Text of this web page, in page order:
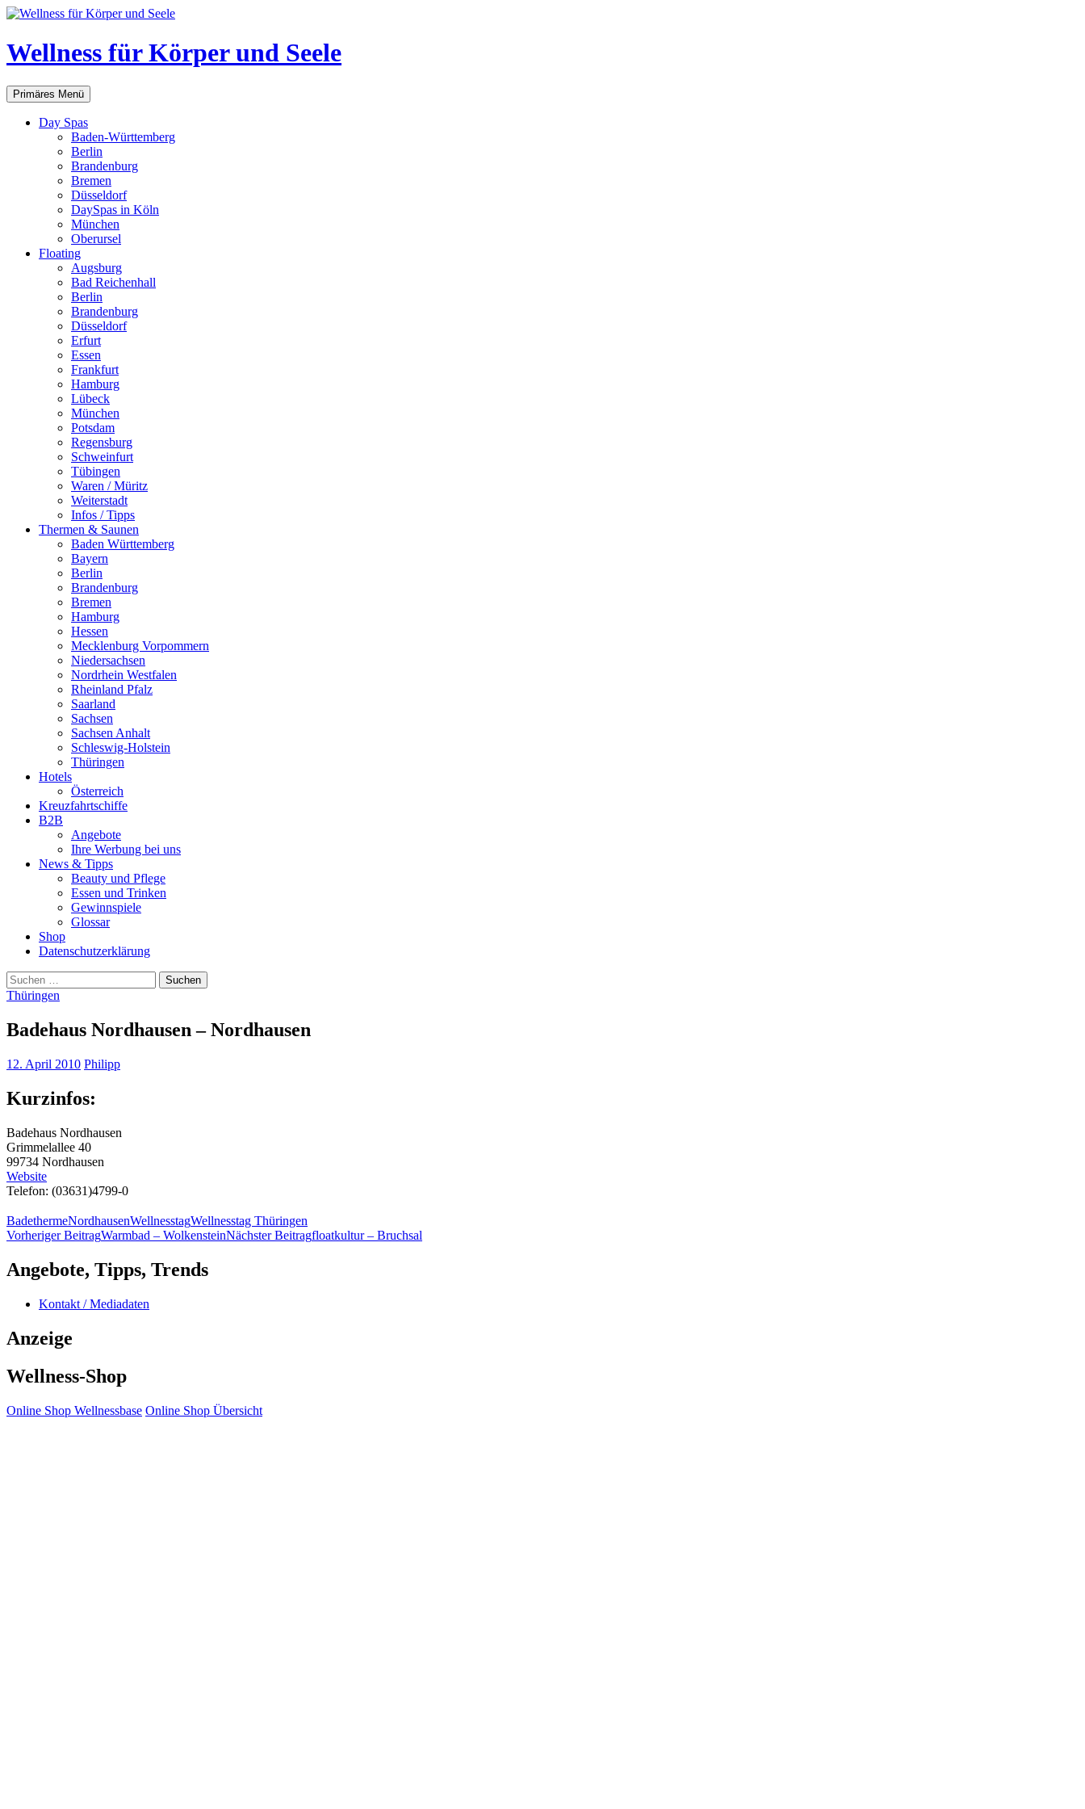
Zum
springen
Wellness für Körper und Seele
Suchen
Primäres Menü
Day Spas
Baden-Württemberg
Berlin
Brandenburg
Bremen
Düsseldorf
DaySpas in Köln
München
Oberursel
Floating
Augsburg
Bad Reichenhall
Berlin
Brandenburg
Düsseldorf
Erfurt
Essen
Frankfurt
Hamburg
Lübeck
München
Potsdam
Regensburg
Schweinfurt
Tübingen
Waren / Müritz
Weiterstadt
Infos / Tipps
Thermen & Saunen
Baden Württemberg
Bayern
Berlin
Brandenburg
Bremen
Hamburg
Hessen
Mecklenburg Vorpommern
Niedersachsen
Nordrhein Westfalen
Rheinland Pfalz
Saarland
Sachsen
Sachsen Anhalt
Schleswig-Holstein
Thüringen
Hotels
Österreich
Kreuzfahrtschiffe
B2B
Angebote
Ihre Werbung bei uns
News & Tipps
Beauty und Pflege
Essen und Trinken
Gewinnspiele
Glossar
Shop
Datenschutzerklärung
Suchen
nach:
Thüringen
Badehaus Nordhausen – Nordhausen
12. April 2010 Philipp
Kurzinfos:
Badehaus Nordhausen
Grimmelallee 40
99734 Nordhausen
Website
Telefon: (03631)4799-0
BadethermeNordhausenWellnesstagWellnesstag Thüringen
Beitragsnavigation
Vorheriger BeitragWarmbad – WolkensteinNächster Beitragfloatkultur – Bruchsal
Angebote, Tipps, Trends
Kontakt / Mediadaten
Anzeige
Wellness-Shop
Online Shop Wellnessbase Online Shop Übersicht